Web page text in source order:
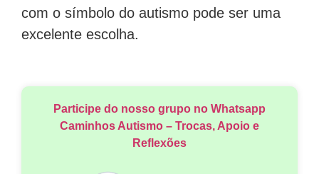
com o símbolo do autismo pode ser uma
excelente escolha.
Participe do nosso grupo no Whatsapp
Caminhos Autismo – Trocas, Apoio e
Reflexões